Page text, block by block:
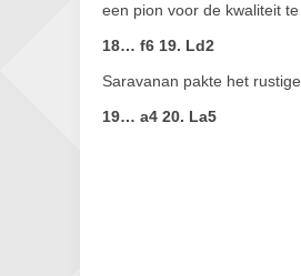
een pion voor de kwaliteit te
18… f6 19. Ld2
Saravanan pakte het
19… a4 20. La5